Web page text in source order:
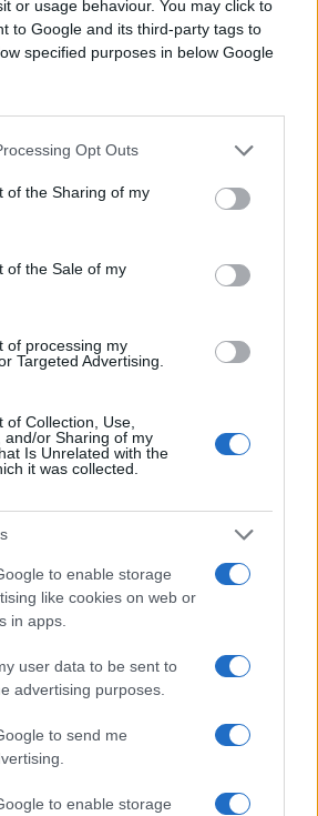
or usage behaviour. You may click to
to Google and its third-party tags to
specified purposes in below Google
Opt Outs
of the Sharing of my
of the Sale of my
of processing my
Targeted Advertising.
of Collection, Use,
and/or Sharing of my
Is Unrelated with the
it was collected.
to enable storage
like cookies on web or
in apps.
user data to be sent to
advertising purposes.
to send me
to enable storage
jer hladno povrće iz bašte,
onaj pravi domaći ukus koji se
u modernim restoranima.
za savršenu salatu od
o toj kuhinji, shvatamo da
znala je da salata od
nije samo prilog, već važan
porodičnog okupljanja,
napornog radnog dana i
kada smo uživali u
tako bogatim ukusima.
tog vremena, dovoljno je da
zaboravljeni sastojak i
koji bude najljepše uspomene.